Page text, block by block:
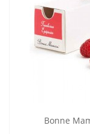
Bonne